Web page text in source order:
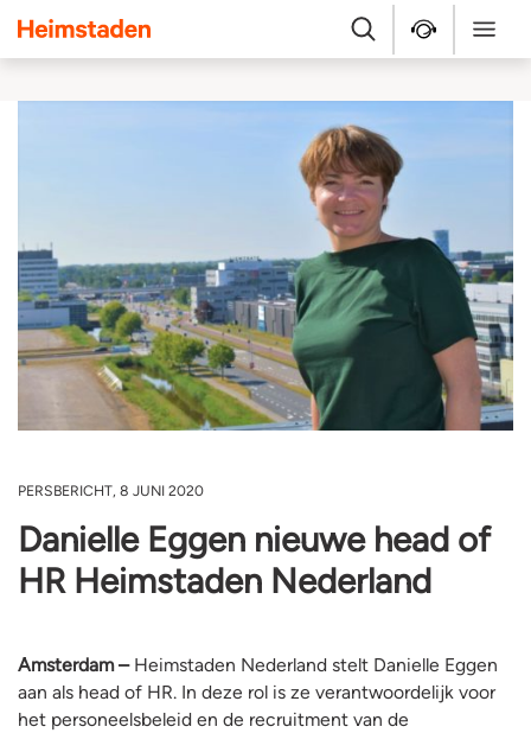
Heimstaden
Zoek Service &Menu
PERSBERICHT, 8 JUNI 2020
Danielle Eggen nieuwe head of
HR Heimstaden Nederland
Amsterdam –Heimstaden Nederland stelt Danielle Eggen
aan als head of HR. In deze rol is ze verantwoordelijk voor
het personeelsbeleid en de recruitment van de